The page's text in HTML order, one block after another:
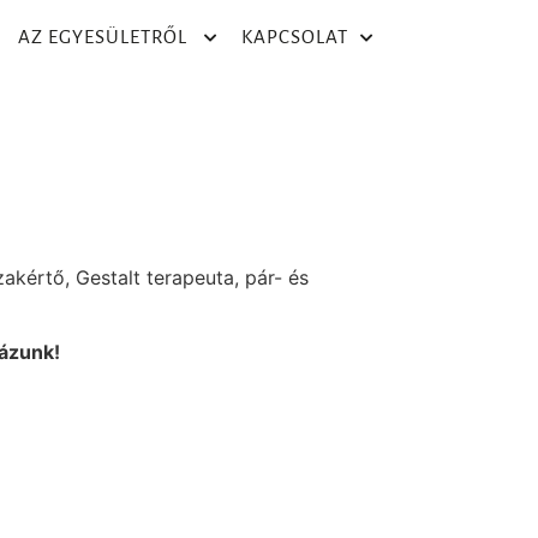
AZ EGYESÜLETRŐL KAPCSOLAT
Gestalt terapeuta, pár- és